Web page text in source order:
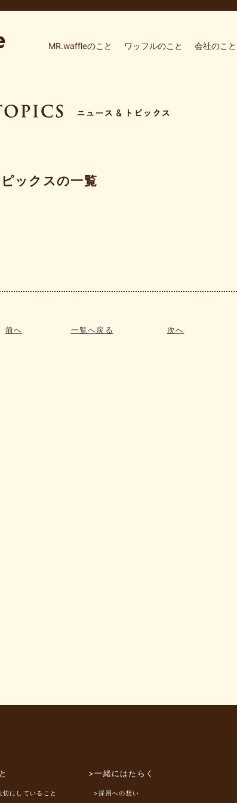
MR.waffleのこと ワッフルのこと 会社のこと
ックスの一覧
前へ 一覧へ戻る 次へ
にしていること
>一緒にはたらく
>採用への想い